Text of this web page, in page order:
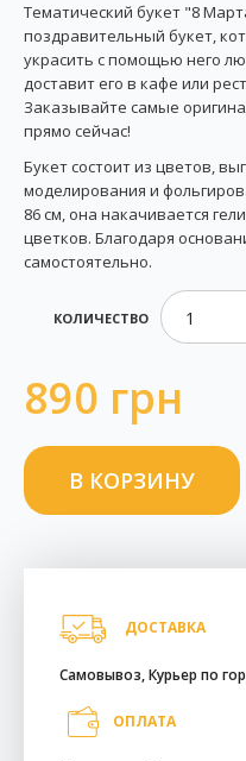
Тематический букет "8
поздравительный букет,
украсить с помощью него
доставит его в кафе или
Заказывайте самые
прямо сейчас!
Букет состоит из цветов,
моделирования и
86 см, она накачивается
цветков. Благодаря
самостоятельно.
КОЛИЧЕСТВО
890 грн
ДОСТАВКА
Самовывоз, Курьер по
ОПЛАТА